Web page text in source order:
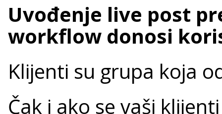
Uvođenje live post
workflow donosi
Klijenti su grupa koja
Čak i ako se vaši